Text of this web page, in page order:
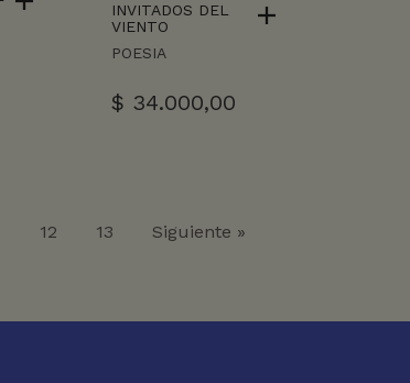
INVITADOS DEL
VIENTO
POESIA
$ 34.000,00
12 13 Siguiente »